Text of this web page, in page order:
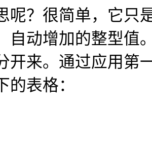
呢？很简单，它只
自动增加的整型值
开来。通过应用第
的表格：